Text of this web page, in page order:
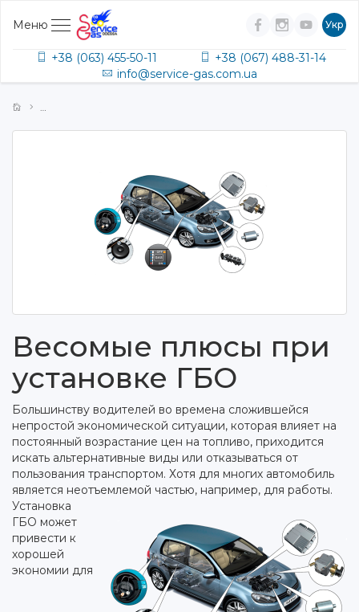
Меню Укр
+38 (063) 455-50-11
+38 (067) 488-31-14
info@service-gas.com.ua
Весомые плюсы при
установке ГБО
Большинству водителей во времена сложившейся
непростой экономической ситуации, которая влияет на
постоянный возрастание цен на топливо, приходится
искать альтернативные виды или отказываться от
пользования транспортом. Хотя для многих автомобиль
является неотъемлемой частью, например, для работы.
Установка
ГБО может
привести к
хорошей
экономии для